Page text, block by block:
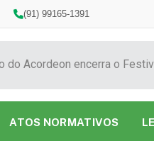
(91) 99165-1391
ATOS NORMATIVOS